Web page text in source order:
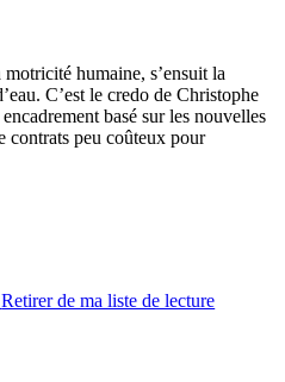
humaine, s’ensuit la
C’est le credo de Christophe
basé sur les nouvelles
contrats peu coûteux pour
Retirer de ma liste de lecture